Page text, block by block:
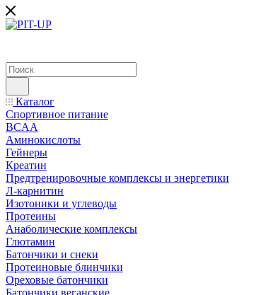
Каталог
Спортивное питание
BCAA
Аминокислоты
Гейнеры
Креатин
Предтренировочные комплексы и энергетики
Л-карнитин
Изотоники и углеводы
Протеины
Анаболические комплексы
Глютамин
Батончики и снеки
Протеиновые блинчики
Ореховые батончики
Батончики веганские